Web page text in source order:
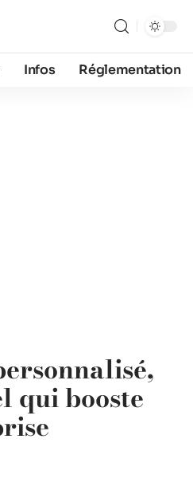
Infos Réglementation
qui booste